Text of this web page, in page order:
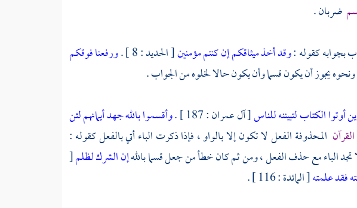
ضربان .
بجوابه كقوله :وقد أخذ ميثاقكم إن كنتم مؤمنين[ الحديد : 8 ] .
ورفعنا فوقكم
أوتوا الكتاب لتبيننه للناس[ آل عمران : 187 ] .
وأقسموا بالله جهد أيمانهم لئن
المحذوفة الفعل لا تكون إلا بالواو ، فإذا ذكرت الباء أتي بالفعل كقوله :
إن الشرك لظلم[
فقد علمته[ المائدة : 116 ] .